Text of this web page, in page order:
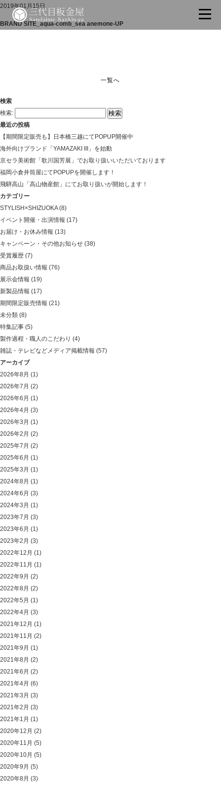
2019年01月15日
BRAND SITE_aqua-comb_sea anemone-UP
一覧へ
検索
検索:
最近の投稿
【期間限定販売も】日本橋三越にてPOPUP開催中
海外向けブランド「YAMAZAKI III」を始動
京セラ美術館「歌川国芳展」でお取り扱いいただいております
福岡小倉井筒屋にてPOPUPを開催します！
飛騨高山「高山物産館」にてお取り扱いが開始します！
カテゴリー
STYLISH×SHIZUOKA(8)
イベント開催・出演情報 (17)
お届け・お休み情報 (13)
キャンペーン・その他お知らせ (38)
受賞履歴 (7)
商品お取扱い情報 (76)
展示会情報 (19)
新製品情報 (17)
期間限定販売情報 (21)
未分類 (8)
特集記事 (5)
製作過程・職人のこだわり (4)
雑誌・テレビなどメディア掲載情報 (57)
アーカイブ
2026年8月 (1)
2026年7月 (2)
2026年6月 (1)
2026年4月 (3)
2026年3月 (1)
2026年2月 (2)
2025年7月 (2)
2025年6月 (1)
2025年3月 (1)
2024年8月 (1)
2024年6月 (3)
2024年3月 (1)
2023年7月 (3)
2023年6月 (1)
2023年2月 (3)
2022年12月 (1)
2022年11月 (1)
2022年9月 (2)
2022年8月 (2)
2022年5月 (1)
2022年4月 (3)
2021年12月 (1)
2021年11月 (2)
2021年9月 (1)
2021年8月 (2)
2021年6月 (2)
2021年4月 (6)
2021年3月 (3)
2021年2月 (3)
2021年1月 (1)
2020年12月 (2)
2020年11月 (5)
2020年10月 (5)
2020年9月 (5)
2020年8月 (3)